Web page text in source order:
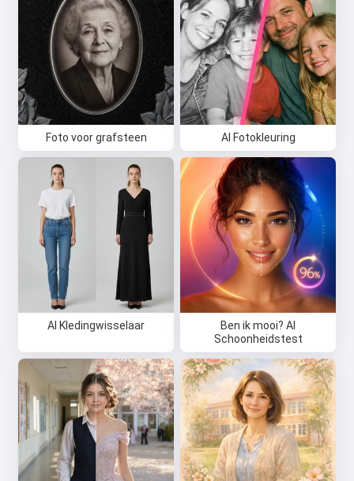
Foto voor grafsteen AI Fotokleuring
AI Kledingwisselaar
Ben ik mooi? AI
Schoonheidstest